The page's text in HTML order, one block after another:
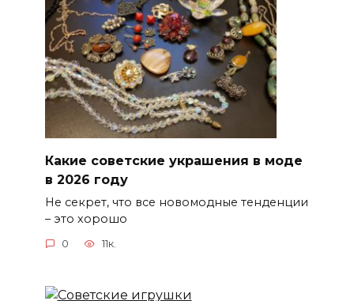
Какие советские украшения в моде
в 2026 году
Не секрет, что все новомодные тенденции
– это хорошо
0 11к.